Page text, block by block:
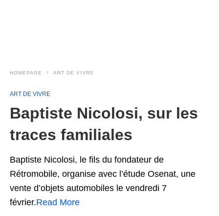
HOMEPAGE ART DE VIVRE
ART DE VIVRE
Baptiste Nicolosi, sur les
traces familiales
Baptiste Nicolosi, le fils du fondateur de
Rétromobile, organise avec l’étude Osenat, une
vente d’objets automobiles le vendredi 7
février.Read More